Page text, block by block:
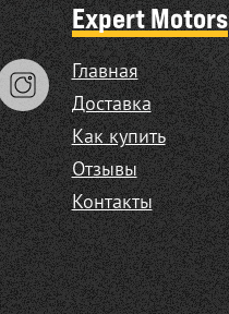
Expert Motors
Главная
Доставка
Как купить
Отзывы
Контакты